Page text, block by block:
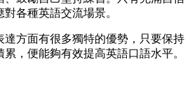
各種英語交流場景。
達方面有很多獨特的優勢，只要保持
，便能夠有效提高英語口語水平。